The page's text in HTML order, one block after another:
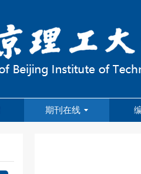
期刊在线